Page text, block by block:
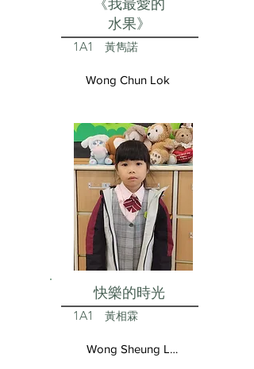
水果》
1A1 黃雋諾
Wong Chun Lok
快樂的時光
1A1 黃相霖
Wong Sheung Lam